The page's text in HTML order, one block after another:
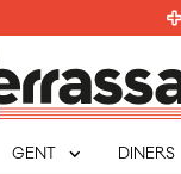
GENT expand_more DINERS